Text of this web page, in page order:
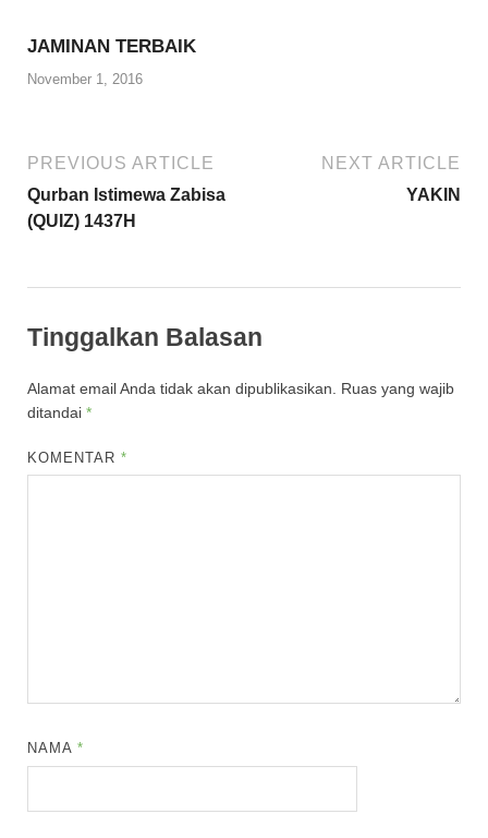
JAMINAN TERBAIK
November 1, 2016
PREVIOUS ARTICLE
Qurban Istimewa Zabisa
(QUIZ) 1437H
NEXT ARTICLE
YAKIN
Tinggalkan Balasan
Alamat email Anda tidak akan dipublikasikan.
Ruas yang wajib
ditandai *
KOMENTAR*
NAMA*